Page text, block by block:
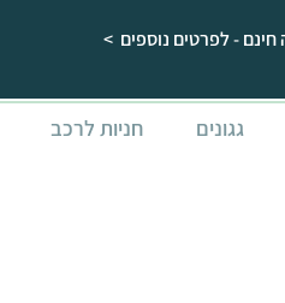
חינם - לפרטים נוספים >
גגונים חניות לרכב